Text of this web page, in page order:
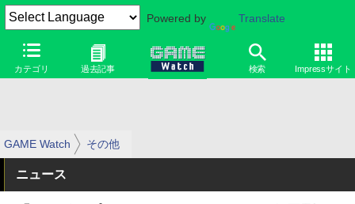
Powered by Translate
カテゴリ 過去記事 検索 Impressサイト
GAME Watch その他
ニュース